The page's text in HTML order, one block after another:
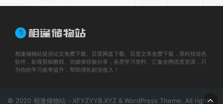
相逢储物站提供论文免费下载、百度网盘下载、百度文库免费下载，黑科技绿色
软件，影视剪辑教程、自媒体经验分享，各类学习资料、汇集全网优质资源，只
为你的学习效率提升，帮助增长副业收入！
© 2020 相逢储物站 - XFYZYYB.XYZ & WordPress Theme. All rights